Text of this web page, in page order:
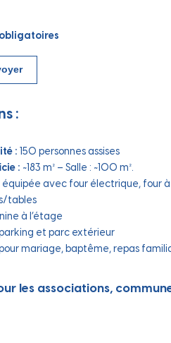
:
: 150 personnes assises
: ~183 m² – Salle : ~100 m².
équipée avec four électrique, four
tables
à l’étage
et parc extérieur
mariage, baptême, repas
les associations,